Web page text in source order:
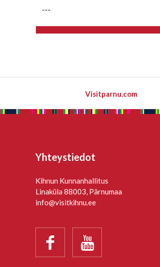
---
Visitparnu.com
Yhteystiedot
Kihnun Kunnanhallitus
Linaküla 88003, Pärnumaa
info@visitkihnu.ee
 